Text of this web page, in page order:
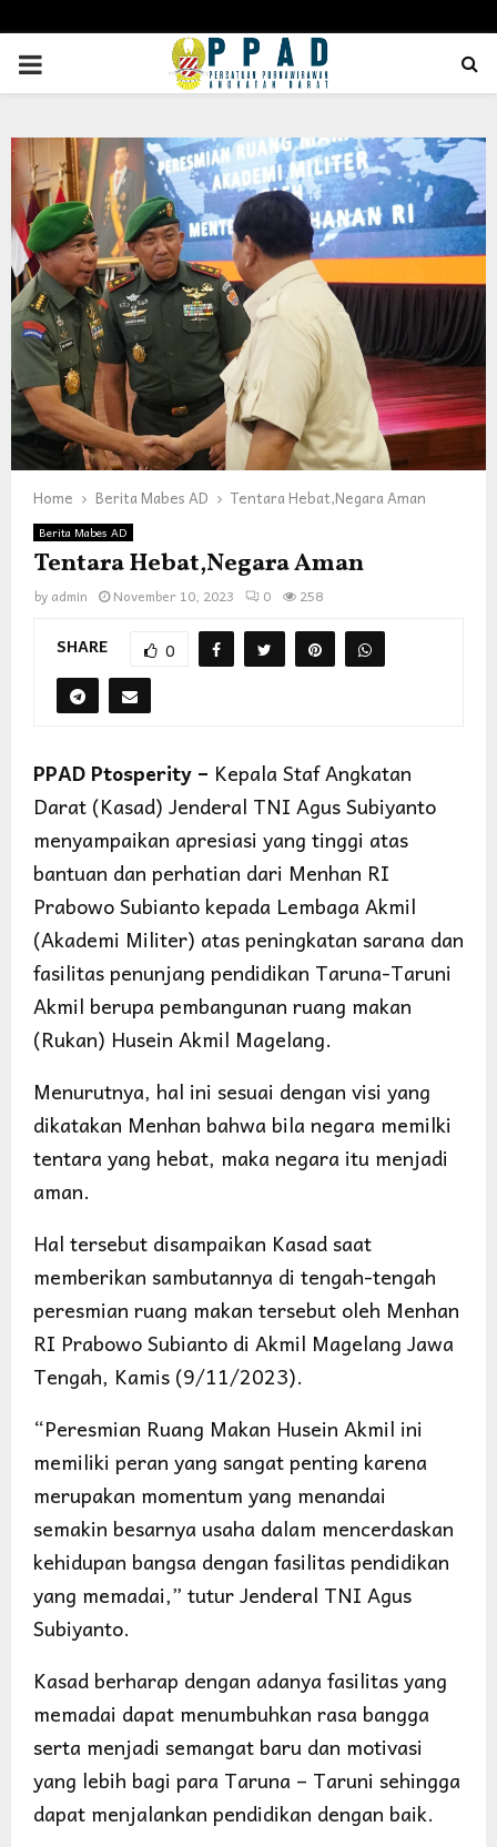
PRIMARY
Home Berita Mabes AD Tentara Hebat,Negara Aman
Berita Mabes AD
Tentara Hebat,Negara Aman
by admin November 10, 2023 0 258
SHARE 0
PPAD Ptosperity – Kepala Staf Angkatan
Darat (Kasad) Jenderal TNI Agus Subiyanto
menyampaikan apresiasi yang tinggi atas
bantuan dan perhatian dari Menhan RI
Prabowo Subianto kepada Lembaga Akmil
(Akademi Militer) atas peningkatan sarana dan
fasilitas penunjang pendidikan Taruna-Taruni
Akmil berupa pembangunan ruang makan
(Rukan) Husein Akmil Magelang.
Menurutnya, hal ini sesuai dengan visi yang
dikatakan Menhan bahwa bila negara memilki
tentara yang hebat, maka negara itu menjadi
aman.
Hal tersebut disampaikan Kasad saat
memberikan sambutannya di tengah-tengah
peresmian ruang makan tersebut oleh Menhan
RI Prabowo Subianto di Akmil Magelang Jawa
Tengah, Kamis (9/11/2023).
“Peresmian Ruang Makan Husein Akmil ini
memiliki peran yang sangat penting karena
merupakan momentum yang menandai
semakin besarnya usaha dalam mencerdaskan
kehidupan bangsa dengan fasilitas pendidikan
yang memadai,” tutur Jenderal TNI Agus
Subiyanto.
Kasad berharap dengan adanya fasilitas yang
memadai dapat menumbuhkan rasa bangga
serta menjadi semangat baru dan motivasi
yang lebih bagi para Taruna – Taruni sehingga
dapat menjalankan pendidikan dengan baik.